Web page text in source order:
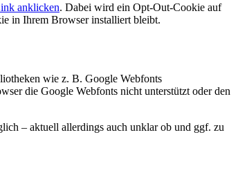
anklicken. Dabei wird ein Opt-Out-Cookie auf
in Ihrem Browser installiert bleibt.
wie z. B. Google Webfonts
die Google Webfonts nicht unterstützt oder den
– aktuell allerdings auch unklar ob und ggf. zu